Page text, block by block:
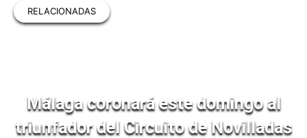
RELACIONADAS
Málaga coronará este domingo al
triunfador del Circuito de Novilladas